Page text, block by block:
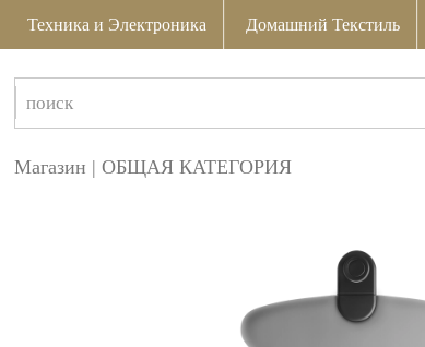
Техника и Электроника Домашний Текстиль
Магазин |ОБЩАЯ КАТЕГОРИЯ